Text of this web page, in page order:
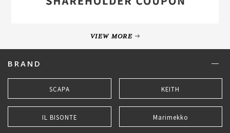
VIEW MORE
BRAND
SCAPA KEITH
IL BISONTE Marimekko